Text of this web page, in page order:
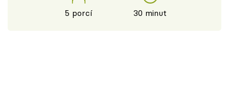
5 porcí 30 minut